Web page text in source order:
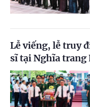
Lễ viếng, lễ truy
sĩ tại Nghĩa trang